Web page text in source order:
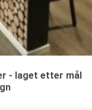
- laget etter mål